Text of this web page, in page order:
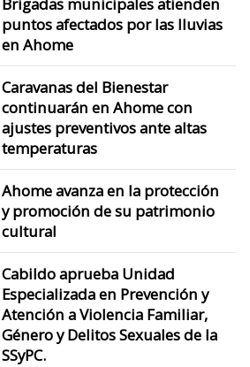
Brigadas municipales atienden
puntos afectados por las lluvias
en Ahome
Caravanas del Bienestar
continuarán en Ahome con
ajustes preventivos ante altas
temperaturas
Ahome avanza en la protección
y promoción de su patrimonio
cultural
Cabildo aprueba Unidad
Especializada en Prevención y
Atención a Violencia Familiar,
Género y Delitos Sexuales de la
SSyPC.